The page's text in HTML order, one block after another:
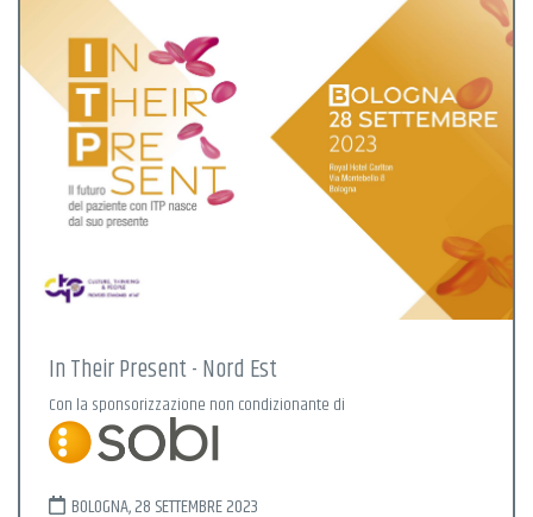
In Their Present - Nord Est
Con la sponsorizzazione non condizionante di
BOLOGNA, 28 SETTEMBRE 2023